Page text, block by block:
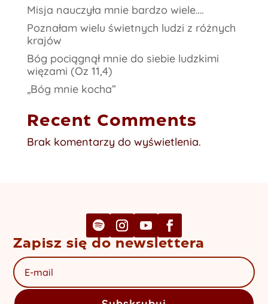
Misja nauczyła mnie bardzo wiele….
Poznałam wielu świetnych ludzi z różnych
krajów
Bóg pociągnął mnie do siebie ludzkimi
więzami (Oz 11,4)
„Bóg mnie kocha”
Recent Comments
Brak komentarzy do wyświetlenia.
Zapisz się do newslettera